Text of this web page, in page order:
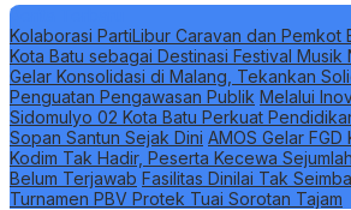
Berita Terbaru
Kolaborasi PartiLibur Caravan dan Pemkot
Kota Batu sebagai Destinasi Festival Musik
Gelar Konsolidasi di Malang, Tekankan
Penguatan Pengawasan Publik Melalui
Sidomulyo 02 Kota Batu Perkuat
Sopan Santun Sejak Dini AMOS Gelar FGD
Kodim Tak Hadir, Peserta Kecewa
Belum Terjawab Fasilitas Dinilai Tak
Turnamen PBV Protek Tuai Sorotan Tajam